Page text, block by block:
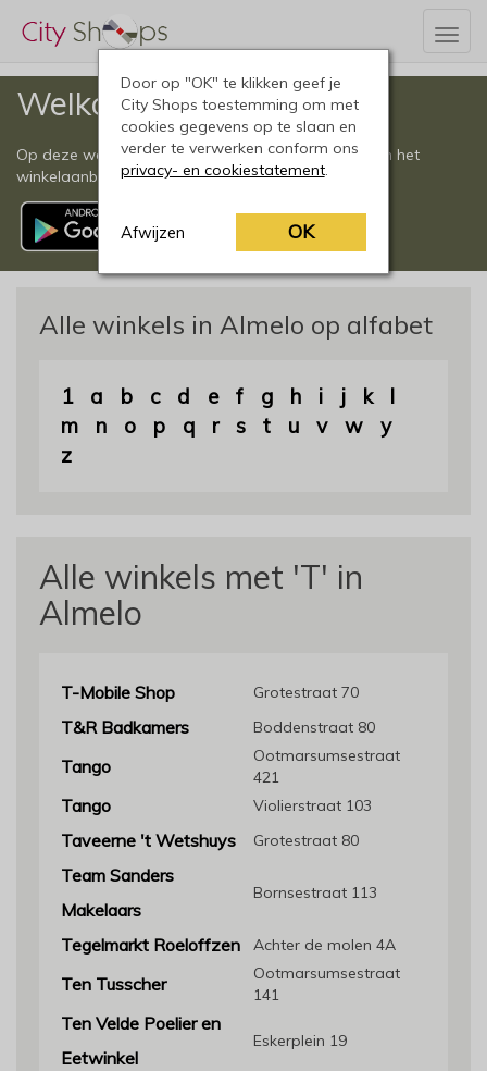
Welkom
Op deze website vindt u een compleet overzicht van het
winkelaanbod in Almelo en omgeving.
Alle winkels in Almelo op alfabet
1 a b c d e f g h i j k
l
m
n o p q r s t u v w
y
z
Alle winkels met 'T' in
Almelo
T-Mobile Shop Grotestraat 70
T&R Badkamers Boddenstraat 80
Tango
Ootmarsumsestraat
421
Tango Violierstraat 103
Taveerne 't Wetshuys Grotestraat 80
Team Sanders
Makelaars
Bornsestraat 113
Tegelmarkt Roeloffzen Achter de molen 4A
Ten Tusscher
Ootmarsumsestraat
141
Ten Velde Poelier en
Eetwinkel
Eskerplein 19
Door op "OK" te klikken geef je
City Shops toestemming om met
cookies gegevens op te slaan en
verder te verwerken conform ons
privacy- en cookiestatement.
Afwijzen OK